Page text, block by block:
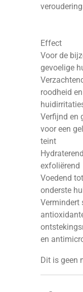
Effect
Voor de
gevoelige
roodheid en
Verfijnd en
voor een
teint
exfoliërend
Voedend
onderste
Vermindert
en
Dit is geen